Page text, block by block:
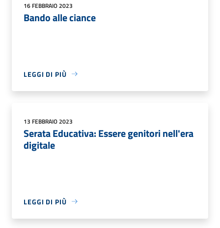
16 FEBBRAIO 2023
Bando alle ciance
LEGGI DI PIÙ
13 FEBBRAIO 2023
Serata Educativa: Essere genitori nell'era
digitale
LEGGI DI PIÙ